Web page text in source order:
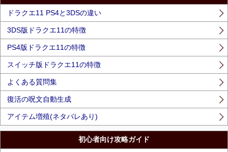
ドラクエ11 PS4と3DSの違い
3DS版ドラクエ11の特徴
PS4版ドラクエ11の特徴
スイッチ版ドラクエ11の特徴
よくある質問集
復活の呪文自動生成
アイテム増殖(ネタバレあり)
初心者向け攻略ガイド